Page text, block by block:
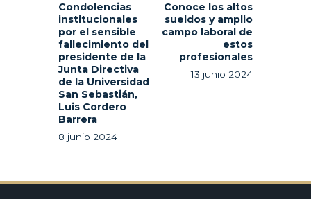
Condolencias
institucionales
por el sensible
fallecimiento del
presidente de la
Junta Directiva
de la Universidad
San Sebastián,
Luis Cordero
Barrera
8 junio 2024
Conoce los altos
sueldos y amplio
campo laboral de
estos
profesionales
13 junio 2024